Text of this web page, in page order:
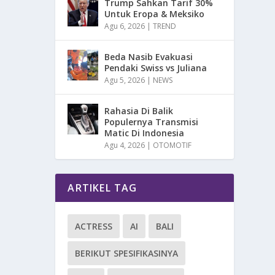
Trump Sahkan Tarif 30%
Untuk Eropa & Meksiko
Agu 6, 2026 |TREND
Beda Nasib Evakuasi
Pendaki Swiss vs Juliana
Agu 5, 2026 | NEWS
Rahasia Di Balik
Populernya Transmisi
Matic Di Indonesia
Agu 4, 2026 | OTOMOTIF
ARTIKEL TAG
ACTRESS AI BALI
BERIKUT SPESIFIKASINYA